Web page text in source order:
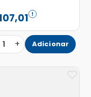
,01
1 + Adicionar